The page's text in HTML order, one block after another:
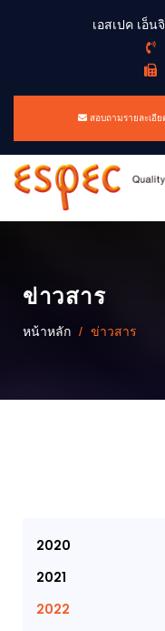
เอสเปค เอ็
สอบถามรายละเอี
ข่าวสาร
หน้าหลัก ข่าวสาร
2020
2021
2022